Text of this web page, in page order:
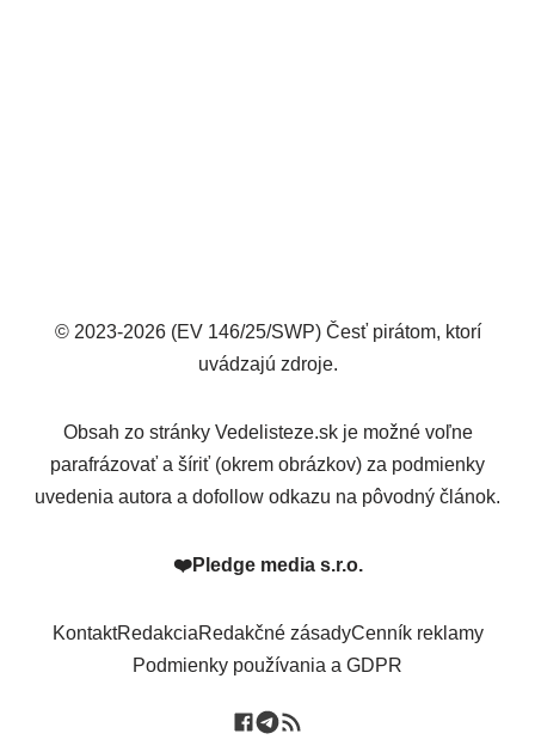
© 2023-2026 (EV 146/25/SWP) Česť pirátom, ktorí
uvádzajú zdroje.
Obsah zo stránky Vedelisteze.sk je možné voľne
parafrázovať a šíriť (okrem obrázkov) za podmienky
uvedenia autora a dofollow odkazu na pôvodný článok.
❤️Pledge media s.r.o.
KontaktRedakciaRedakčné zásadyCenník reklamy
Podmienky používania a GDPR